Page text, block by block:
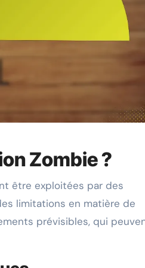
Zombie ?
être exploitées par des
limitations en matière de
prévisibles, qui